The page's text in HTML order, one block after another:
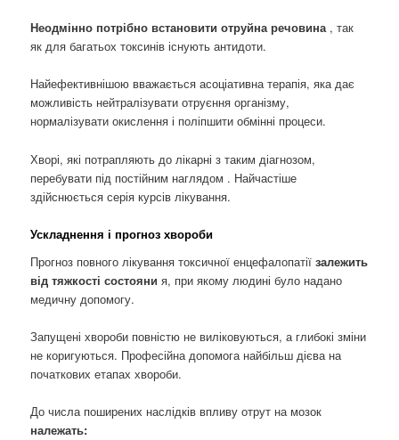
Неодмінно потрібно встановити отруйна речовина , так
як для багатьох токсинів існують антидоти.
Найефективнішою вважається асоціативна терапія, яка дає
можливість нейтралізувати отруєння організму,
нормалізувати окислення і поліпшити обмінні процеси.
Хворі, які потрапляють до лікарні з таким діагнозом,
перебувати під постійним наглядом . Найчастіше
здійснюється серія курсів лікування.
Ускладнення і прогноз хвороби
Прогноз повного лікування токсичної енцефалопатіїзалежить
від тяжкості состояния, при якому людині було надано
медичну допомогу.
Запущені хвороби повністю не виліковуються, а глибокі зміни
не коригуються. Професійна допомога найбільш дієва на
початкових етапах хвороби.
До числа поширених наслідків впливу отрут на мозок
належать: